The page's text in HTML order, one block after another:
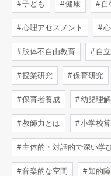
子ども 健康 自
心理アセスメント 心
肢体不自由教育 自
授業研究 保育研究
保育者養成 幼児理解
教師力とは 小学校
主体的・対話的で深い学
音楽的な空間 知的